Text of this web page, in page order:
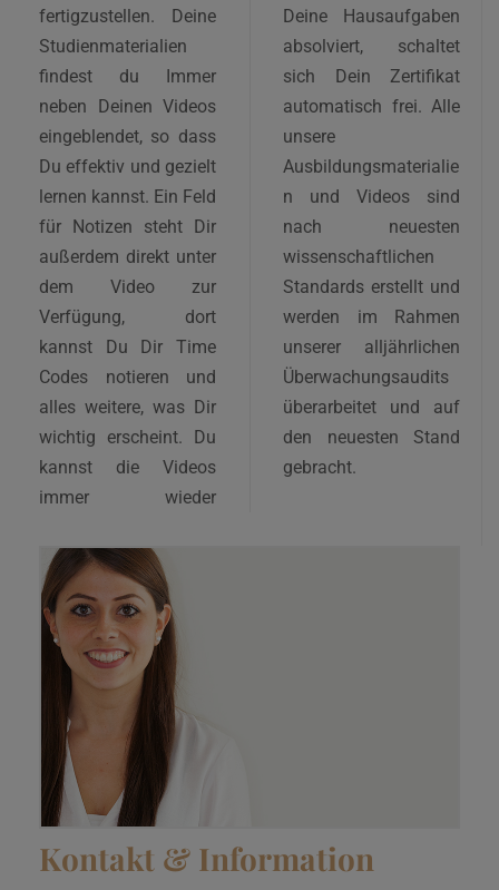
fertigzustellen. Deine
Studienmaterialien
findest du Immer
neben Deinen Videos
eingeblendet, so dass
Du effektiv und gezielt
lernen kannst. Ein Feld
für Notizen steht Dir
außerdem direkt unter
dem Video zur
Verfügung, dort
kannst Du Dir Time
Codes notieren und
alles weitere, was Dir
wichtig erscheint. Du
kannst die Videos
immer wieder
Deine Hausaufgaben
absolviert, schaltet
sich Dein Zertifikat
automatisch frei. Alle
unsere
Ausbildungsmaterialie
n und Videos sind
nach neuesten
wissenschaftlichen
Standards erstellt und
werden im Rahmen
unserer alljährlichen
Überwachungsaudits
überarbeitet und auf
den neuesten Stand
gebracht.
Kontakt & Information